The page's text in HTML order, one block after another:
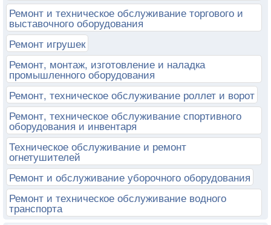
Ремонт и техническое обслуживание торгового и
выставочного оборудования
Ремонт игрушек
Ремонт, монтаж, изготовление и наладка
промышленного оборудования
Ремонт, техническое обслуживание роллет и ворот
Ремонт, техническое обслуживание спортивного
оборудования и инвентаря
Техническое обслуживание и ремонт
огнетушителей
Ремонт и обслуживание уборочного оборудования
Ремонт и техническое обслуживание водного
транспорта